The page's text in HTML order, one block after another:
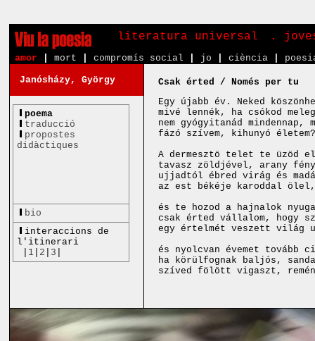
literatura universal .
amor mort compromís social jo ciència
Janósházy, György
poema
traducció
propostes
didàctiques
bio
interaccions de
l'itinerari
1 2 3
Csak érted / Només per tu
Egy újabb év. Neked
mivé lennék, ha csókod
nem gyógyitanád
fázó szívem, kihunyó
A dermesztö telet te üzöd
tavasz zöldjével, arany
ujjadtól ébred virág és
az est békéje karoddal
és te hozod a hajnalok
csak érted vállalom, hogy
egy értelmét veszett világ
és nyolcvan évemet tovább
ha körülfognak baljós,
szíved fölött vigaszt,